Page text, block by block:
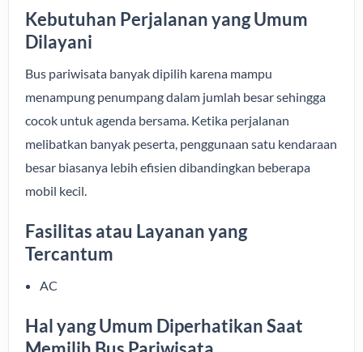
Kebutuhan Perjalanan yang Umum
Dilayani
Bus pariwisata banyak dipilih karena mampu
menampung penumpang dalam jumlah besar sehingga
cocok untuk agenda bersama. Ketika perjalanan
melibatkan banyak peserta, penggunaan satu kendaraan
besar biasanya lebih efisien dibandingkan beberapa
mobil kecil.
Fasilitas atau Layanan yang
Tercantum
AC
Hal yang Umum Diperhatikan Saat